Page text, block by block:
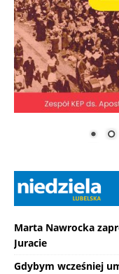
Marta Nawrocka
Juracie
Gdybym wcześniej